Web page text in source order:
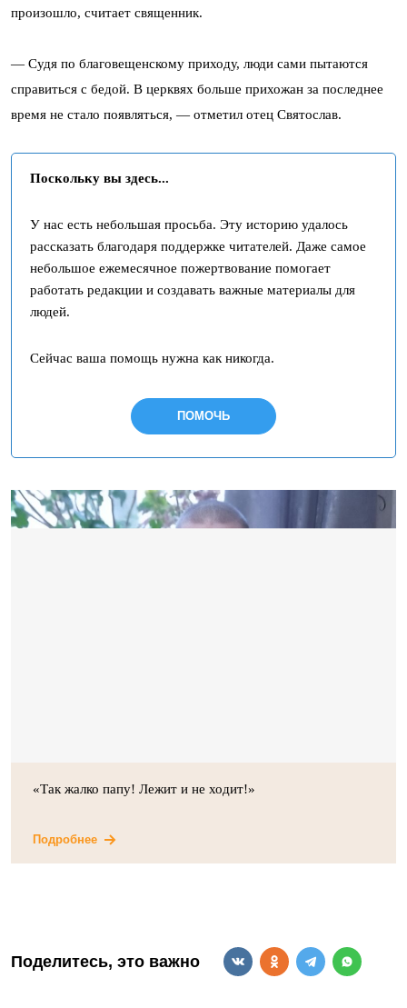
произошло, считает священник.
— Судя по благовещенскому приходу, люди сами пытаются
справиться с бедой. В церквях больше прихожан за последнее
время не стало появляться, — отметил отец Святослав.
Поскольку вы здесь...
У нас есть небольшая просьба. Эту историю удалось
рассказать благодаря поддержке читателей. Даже самое
небольшое ежемесячное пожертвование помогает
работать редакции и создавать важные материалы для
людей.
Сейчас ваша помощь нужна как никогда.
ПОМОЧЬ
«Так жалко папу! Лежит и не ходит!»
Подробнее
Поделитесь, это важно